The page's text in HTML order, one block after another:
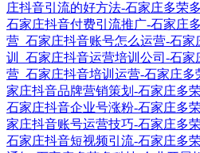
庄抖音引流的好方法-石家庄多荣
石家庄抖音付费引流推广-石家庄
营_石家庄抖音账号怎么运营-石家
训_石家庄抖音运营培训公司-石家
营_石家庄抖音培训运营-石家庄多
家庄抖音品牌营销策划-石家庄多
石家庄抖音企业号涨粉-石家庄多
家庄抖音账号运营技巧-石家庄多
石家庄抖音短视频引流-石家庄多